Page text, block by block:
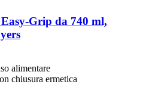
​Grip da 740 ml,
alimentare
chiusura ermetica